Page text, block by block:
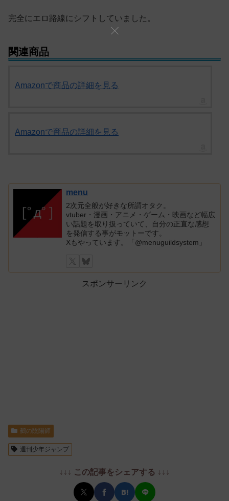
完全にエロ路線にシフトしていました。
関連商品
Amazonで商品の詳細を見る
Amazonで商品の詳細を見る
menu
2次元全般が好きな所謂オタク。
vtuber・漫画・アニメ・ゲーム・映画など幅広
い話題を取り扱っていて、自分の正直な感想
を発信する事がモットーです。
Xもやっています。「@menuguildsystem」
スポンサーリンク
鵺の陰陽師
週刊少年ジャンプ
↓↓↓ この記事をシェアする ↓↓↓